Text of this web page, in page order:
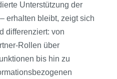
Unterstützung der
erhalten bleibt, zeigt sich
differenziert: von
Rollen über
bis hin zu